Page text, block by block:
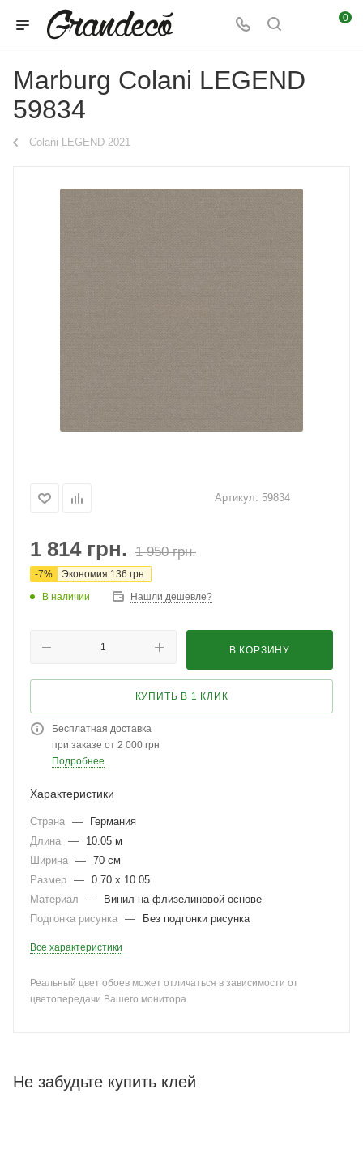
0
Marburg Colani LEGEND
59834
Colani LEGEND 2021
Артикул: 59834
1 814грн. 1 950грн.
-7% Экономия 136 грн.
В наличии
Нашли дешевле?
В КОРЗИНУ
КУПИТЬ В 1 КЛИК
Бесплатная доставка
при заказе от 2 000 грн
Подробнее
Характеристики
Страна —
Германия
Длина —
10.05 м
Ширина — 70 см
Размер — 0.70 x 10.05
Материал
—
Винил на флизелиновой основе
Подгонка рисунка — Без подгонки рисунка
Все характеристики
Реальный цвет обоев может отличаться в зависимости от
цветопередачи Вашего монитора
Не забудьте купить клей